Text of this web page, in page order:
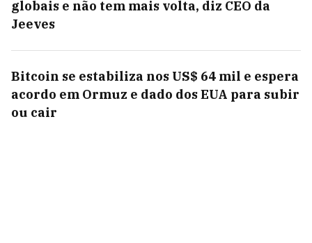
globais e não tem mais volta, diz CEO da
Jeeves
Bitcoin se estabiliza nos US$ 64 mil e espera
acordo em Ormuz e dado dos EUA para subir
ou cair